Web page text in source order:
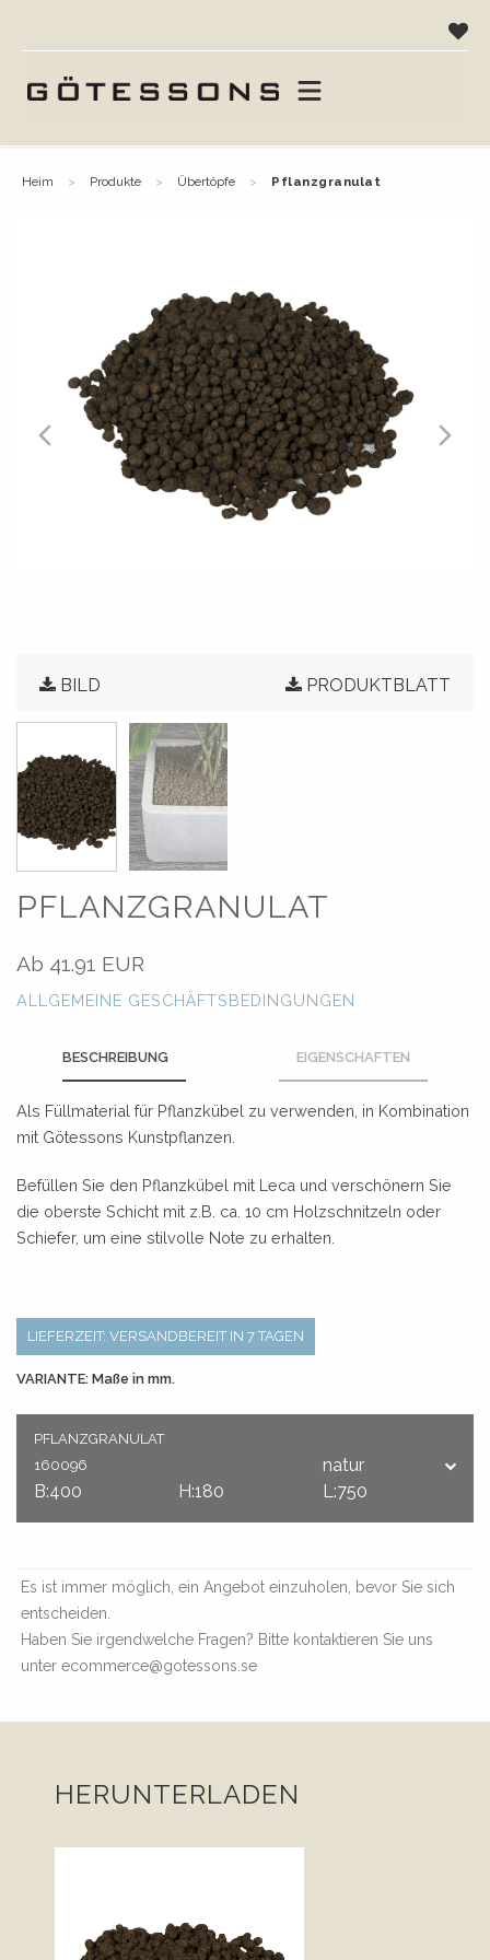
heim produkte übertöpfe pflanzgranulat
BILD PRODUKTBLATT
PFLANZGRANULAT
Ab 41.91 EUR
ALLGEMEINE GESCHÄFTSBEDINGUNGEN
BESCHREIBUNG EIGENSCHAFTEN
Als Füllmaterial für Pflanzkübel zu verwenden, in Kombination
mit Götessons Kunstpflanzen.
Befüllen Sie den Pflanzkübel mit Leca und verschönern Sie
die oberste Schicht mit z.B. ca. 10 cm Holzschnitzeln oder
Schiefer, um eine stilvolle Note zu erhalten.
LIEFERZEIT: VERSANDBEREIT IN 7 TAGEN
VARIANTE: Maße in mm.
PFLANZGRANULAT
160096
natur
B:400
H:180 L:750
Es ist immer möglich, ein Angebot einzuholen, bevor Sie sich
entscheiden.
Haben Sie irgendwelche Fragen? Bitte kontaktieren Sie uns
unter ecommerce@gotessons.se
HERUNTERLADEN